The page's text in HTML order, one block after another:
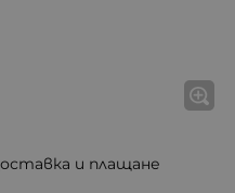
и плащане